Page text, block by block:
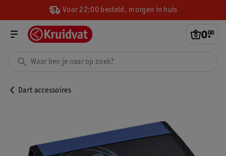
Voor 22:00 besteld, morgen in huis
0.
00
Dart accessoires